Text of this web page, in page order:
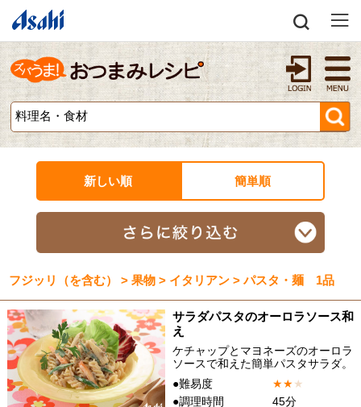
新しい順 簡単順
フジッリ（を含む） > 果物 > イタリアン > パスタ・麺 1品
サラダパスタのオーロラソース和
え
ケチャップとマヨネーズのオーロラ
ソースで和えた簡単パスタサラダ。
●難易度
★★★
●調理時間
45分